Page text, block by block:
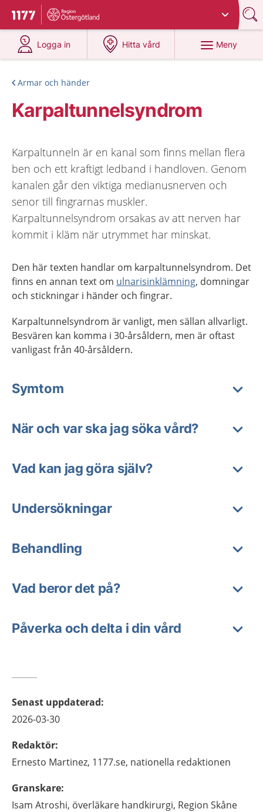
Till startsidan för 1177
Du har valt region
Logga in
på 1177.se
Hitta vård
på 1177.se
Meny
Armar och händer
Karpaltunnelsyndrom
Karpaltunneln är en kanal som finns mellan flera
ben och ett kraftigt ledband i handloven. Genom
kanalen går den viktiga medianusnerven och
senor till fingrarnas muskler.
Karpaltunnelsyndrom orsakas av att nerven har
kommit i kläm när utrymmet har minskat.
Den här texten handlar om karpaltunnelsyndrom. Det
finns en annan text om ulnarisinklämning, domningar
och stickningar i händer och fingrar.
Karpaltunnelsyndrom är vanligt, men sällan allvarligt.
Besvären kan komma i 30-årsåldern, men är oftast
vanligast från 40-årsåldern.
Symtom
När och var ska jag söka vård?
Vad kan jag göra själv?
Undersökningar
Behandling
Vad beror det på?
Påverka och delta i din vård
Senast uppdaterad:
2026-03-30
Redaktör:
Ernesto Martinez, 1177.se, nationella redaktionen
Granskare:
Isam Atroshi, överläkare handkirurgi, Region Skåne